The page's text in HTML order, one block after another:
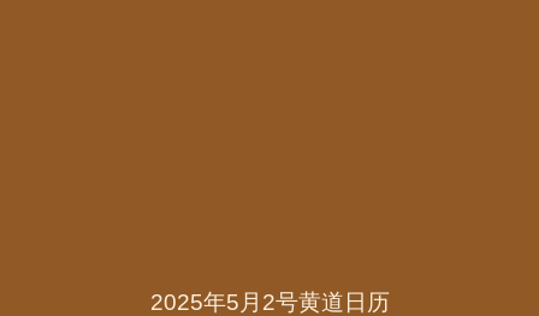
2025年5月2号黄道日历